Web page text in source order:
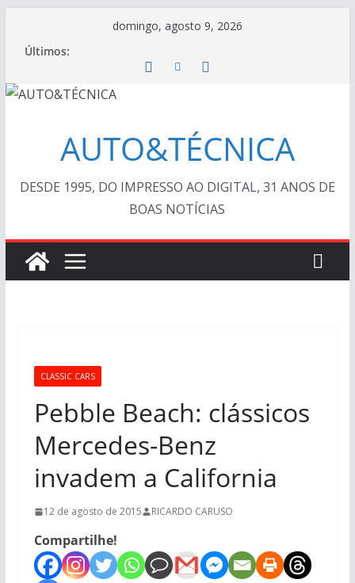
conteúdo
domingo, agosto 9, 2026
Últimos:
AUTO&TÉCNICA
DESDE 1995, DO IMPRESSO AO DIGITAL, 31 ANOS DE
BOAS NOTÍCIAS
CLASSIC CARS
Pebble Beach: clássicos
Mercedes-Benz
invadem a California
12 de agosto de 2015 RICARDO CARUSO
Compartilhe!